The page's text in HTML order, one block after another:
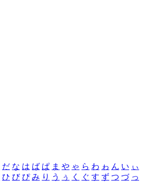
だ な は ば ぱ ま や ゃ ら わ ゎ ん い ぃ
ひ び ぴ み り う ぅ く ぐ す ず つ づ っ